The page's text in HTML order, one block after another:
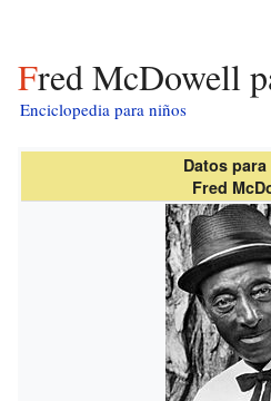
Fred McDowell
Enciclopedia para niños
Datos
Fred